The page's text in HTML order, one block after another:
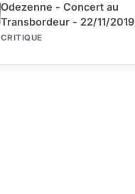
Odezenne - Concert au
Transbordeur - 22/11/2019
CRITIQUE